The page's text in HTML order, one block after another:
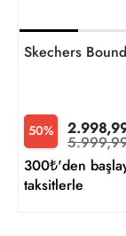
Skechers
50%
300₺'den
taksitlerle